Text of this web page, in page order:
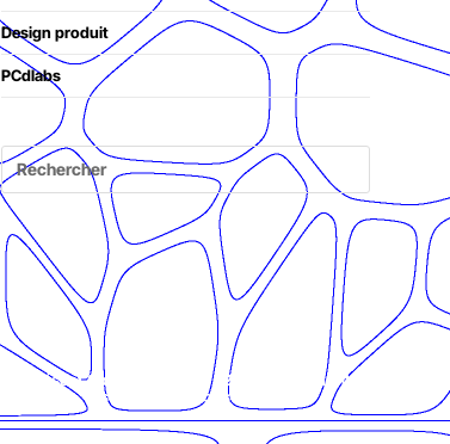
Design produit
PCdlabs
© Présent Composé design - 2024 - Tous droits
réservés -
mentions légales